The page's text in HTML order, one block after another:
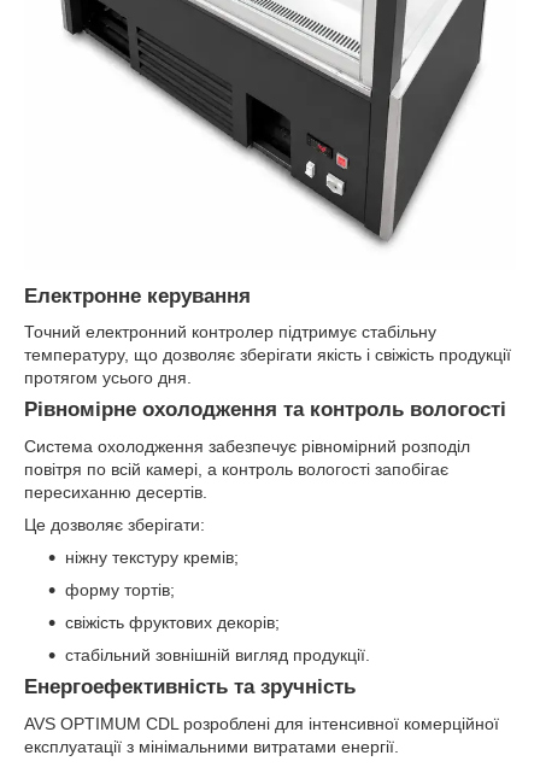
Електронне керування
Точний електронний контролер підтримує стабільну
температуру, що дозволяє зберігати якість і свіжість продукції
протягом усього дня.
Рівномірне охолодження та контроль вологості
Система охолодження забезпечує рівномірний розподіл
повітря по всій камері, а контроль вологості запобігає
пересиханню десертів.
Це дозволяє зберігати:
ніжну текстуру кремів;
форму тортів;
свіжість фруктових декорів;
стабільний зовнішній вигляд продукції.
Енергоефективність та зручність
AVS OPTIMUM CDL розроблені для інтенсивної комерційної
експлуатації з мінімальними витратами енергії.